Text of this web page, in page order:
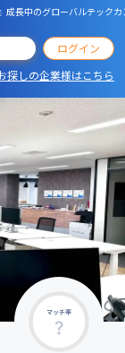
長中のグローバルテック
ログイン
探しの企業様はこちら
マッチ率